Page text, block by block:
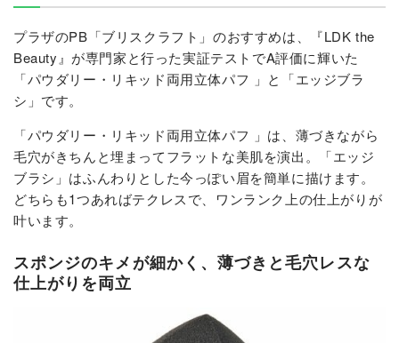
プラザのPB「ブリスクラフト」のおすすめは、『LDK the
Beauty』が専門家と行った実証テストでA評価に輝いた
「パウダリー・リキッド両用立体パフ 」と「エッジブラ
シ」です。
「パウダリー・リキッド両用立体パフ 」は、薄づきながら
毛穴がきちんと埋まってフラットな美肌を演出。「エッジ
ブラシ」はふんわりとした今っぽい眉を簡単に描けます。
どちらも1つあればテクレスで、ワンランク上の仕上がりが
叶います。
スポンジのキメが細かく、薄づきと毛穴レスな
仕上がりを両立